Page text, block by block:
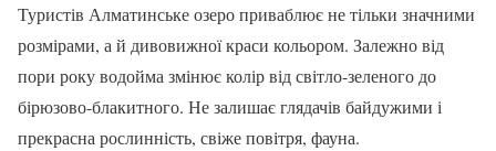
Туристів Алматинське озеро приваблює не тільки значними
розмірами, а й дивовижної краси кольором. Залежно від
пори року водойма змінює колір від світло-зеленого до
бірюзово-блакитного. Не залишає глядачів байдужими і
прекрасна рослинність, свіже повітря, фауна.